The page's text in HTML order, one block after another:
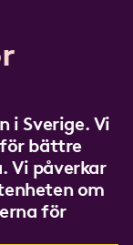
i Sverige. Vi
bättre
Vi påverkar
om
för